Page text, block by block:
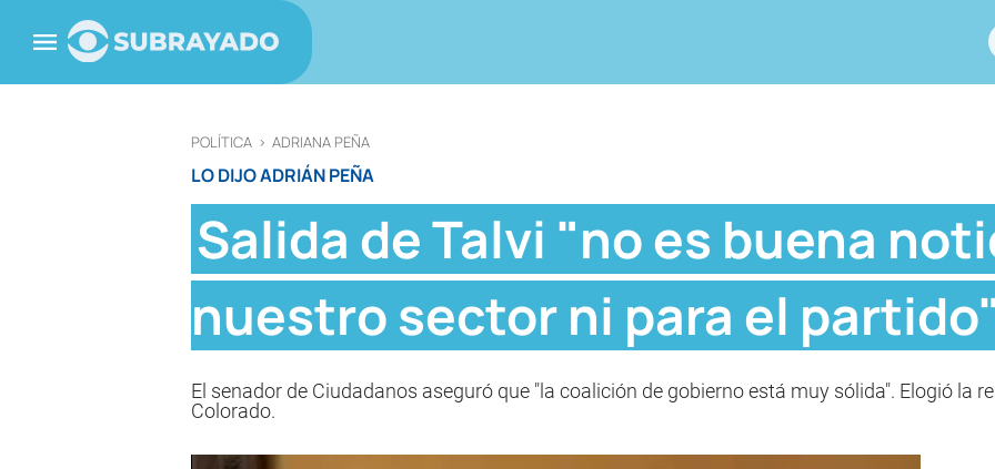
POLÍTICA > ADRIANA PEÑA
LO DIJO ADRIÁN PEÑA
Salida de Talvi "no es buena
nuestro sector ni para el
El senador de Ciudadanos aseguró que "la coalición de gobierno está muy sólida". Elogió la
Colorado.